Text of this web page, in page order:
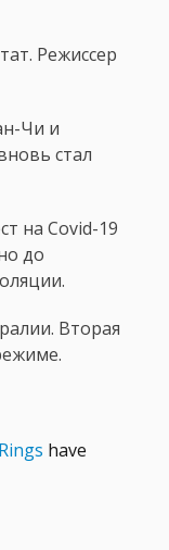
Режиссер
Чи и
стал
на Covid-19
до
Вторая
have